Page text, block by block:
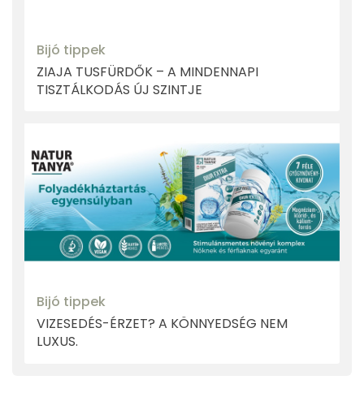
Bijó tippek
ZIAJA TUSFÜRDŐK – A MINDENNAPI
TISZTÁLKODÁS ÚJ SZINTJE
Bijó tippek
VIZESEDÉS-ÉRZET? A KÖNNYEDSÉG NEM
LUXUS.